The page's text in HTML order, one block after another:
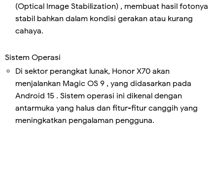
(Optical Image Stabilization) , membuat hasil fotonya
stabil bahkan dalam kondisi gerakan atau kurang
cahaya.
Sistem Operasi
Di sektor perangkat lunak, Honor X70 akan
menjalankan Magic OS 9 , yang didasarkan pada
Android 15 . Sistem operasi ini dikenal dengan
antarmuka yang halus dan fitur-fitur canggih yang
meningkatkan pengalaman pengguna.